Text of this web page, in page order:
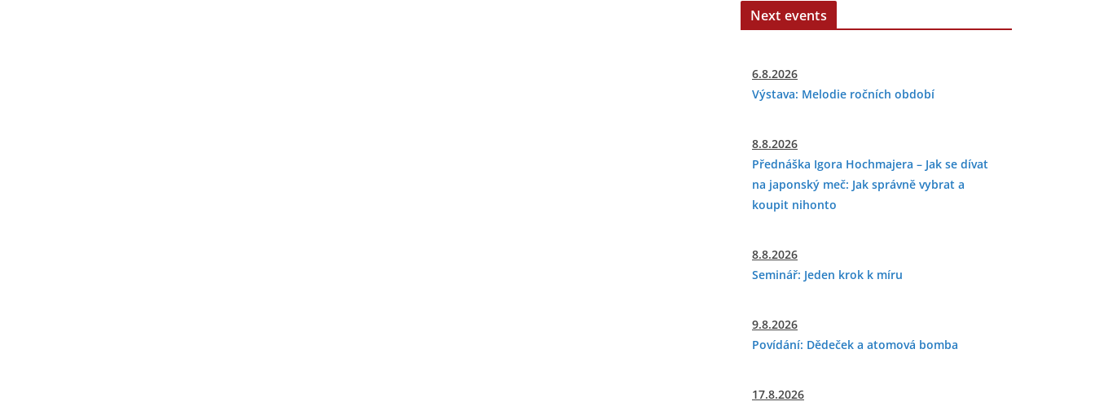
Next events
6.8.2026
Výstava: Melodie ročních období
8.8.2026
Přednáška Igora Hochmajera – Jak se dívat
na japonský meč: Jak správně vybrat a
koupit nihonto
8.8.2026
Seminář: Jeden krok k míru
9.8.2026
Povídání: Dědeček a atomová bomba
17.8.2026